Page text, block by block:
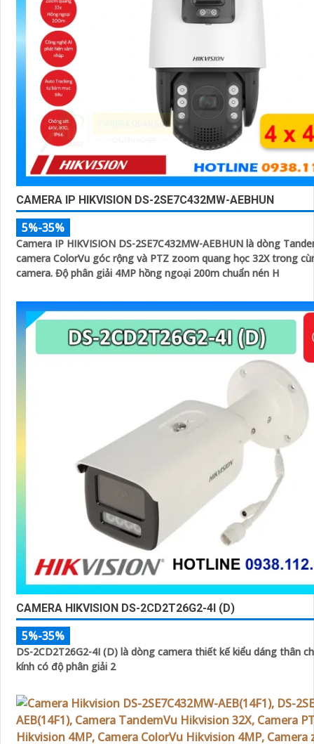
CAMERA IP HIKVISION DS-2SE7C432MW-AEBHUN
5%-35%
Camera IP HIKVISION DS-2SE7C432MW-AEBHUN là dòng
camera ColorVu góc rộng và PTZ zoom quang học 32X trong
camera. Độ phân giải 4MP hồng ngoại 200m chuẩn nén H
CAMERA HIKVISION DS-2CD2T26G2-4I (D)
5%-35%
DS-2CD2T26G2-4I (D) là dòng camera thiết kế kiểu dáng thân
kính có độ phân giải 2